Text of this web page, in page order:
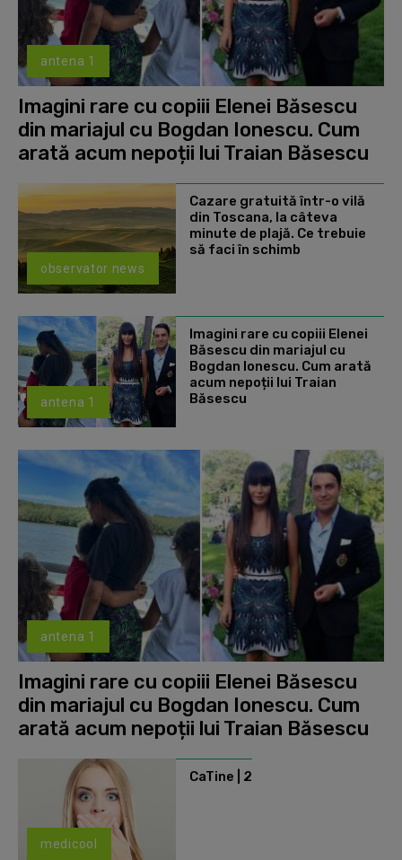
antena 1
Imagini rare cu copiii Elenei Băsescu
din mariajul cu Bogdan Ionescu. Cum
arată acum nepoții lui Traian Băsescu
observator news
Cazare gratuită într-o vilă
din Toscana, la câteva
minute de plajă. Ce trebuie
să faci în schimb
antena 1
Imagini rare cu copiii Elenei
Băsescu din mariajul cu
Bogdan Ionescu. Cum arată
acum nepoții lui Traian
Băsescu
antena 1
Imagini rare cu copiii Elenei Băsescu
din mariajul cu Bogdan Ionescu. Cum
arată acum nepoții lui Traian Băsescu
medicool
CaTine | 2